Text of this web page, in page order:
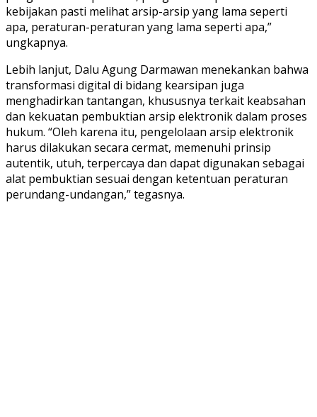
kebijakan pasti melihat arsip-arsip yang lama seperti
apa, peraturan-peraturan yang lama seperti apa,”
ungkapnya.
Lebih lanjut, Dalu Agung Darmawan menekankan bahwa
transformasi digital di bidang kearsipan juga
menghadirkan tantangan, khususnya terkait keabsahan
dan kekuatan pembuktian arsip elektronik dalam proses
hukum. “Oleh karena itu, pengelolaan arsip elektronik
harus dilakukan secara cermat, memenuhi prinsip
autentik, utuh, terpercaya dan dapat digunakan sebagai
alat pembuktian sesuai dengan ketentuan peraturan
perundang-undangan,” tegasnya.